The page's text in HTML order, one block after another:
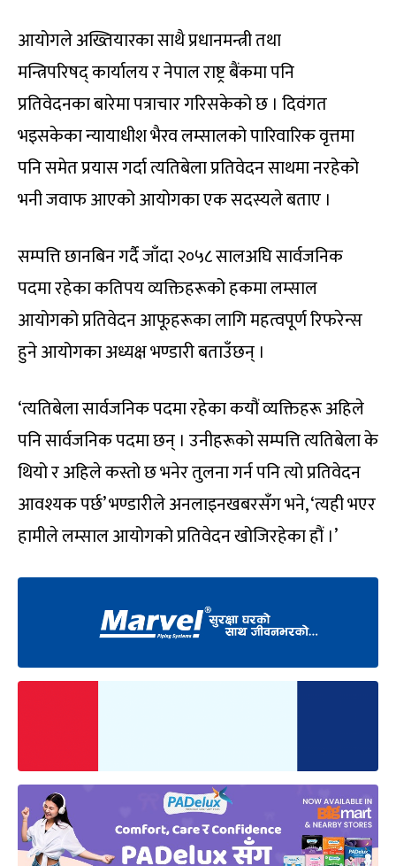
आयोगले अख्तियारका साथै प्रधानमन्त्री तथा
मन्त्रिपरिषद् कार्यालय र नेपाल राष्ट्र बैंकमा पनि
प्रतिवेदनका बारेमा पत्राचार गरिसकेको छ । दिवंगत
भइसकेका न्यायाधीश भैरव लम्सालको पारिवारिक वृत्तमा
पनि समेत प्रयास गर्दा त्यतिबेला प्रतिवेदन साथमा नरहेको
भनी जवाफ आएको आयोगका एक सदस्यले बताए ।
सम्पत्ति छानबिन गर्दै जाँदा २०५८ सालअघि सार्वजनिक
पदमा रहेका कतिपय व्यक्तिहरूको हकमा लम्साल
आयोगको प्रतिवेदन आफूहरूका लागि महत्वपूर्ण रिफरेन्स
हुने आयोगका अध्यक्ष भण्डारी बताउँछन् ।
‘त्यतिबेला सार्वजनिक पदमा रहेका कयौं व्यक्तिहरू अहिले
पनि सार्वजनिक पदमा छन् । उनीहरूको सम्पत्ति त्यतिबेला के
थियो र अहिले कस्तो छ भनेर तुलना गर्न पनि त्यो प्रतिवेदन
आवश्यक पर्छ’ भण्डारीले अनलाइनखबरसँग भने, ‘त्यही भएर
हामीले लम्साल आयोगको प्रतिवेदन खोजिरहेका हौं ।’